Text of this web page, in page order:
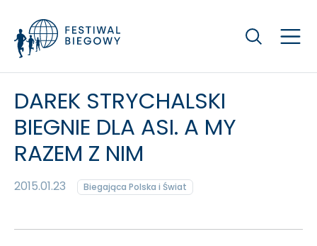
Szukaj
DAREK STRYCHALSKI
BIEGNIE DLA ASI. A MY
RAZEM Z NIM
2015.01.23 Biegająca Polska i Świat